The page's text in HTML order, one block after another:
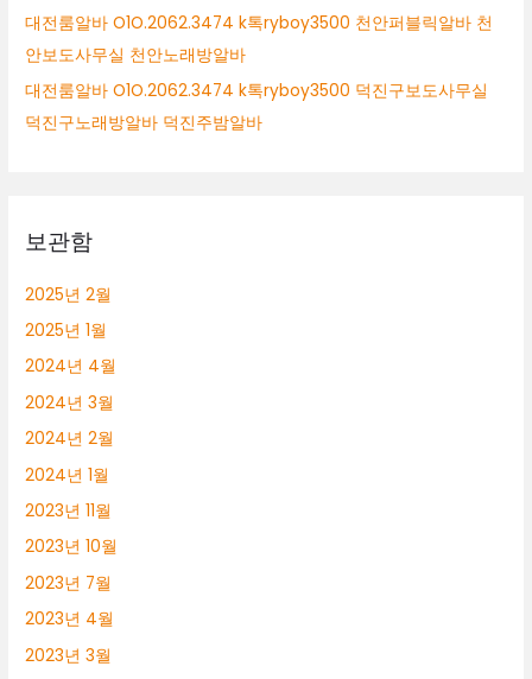
대전룸알바 O1O.2062.3474 k톡ryboy3500 천안퍼블릭알바 천
안보도사무실 천안노래방알바
대전룸알바 O1O.2062.3474 k톡ryboy3500 덕진구보도사무실
덕진구노래방알바 덕진주밤알바
보관함
2025년 2월
2025년 1월
2024년 4월
2024년 3월
2024년 2월
2024년 1월
2023년 11월
2023년 10월
2023년 7월
2023년 4월
2023년 3월